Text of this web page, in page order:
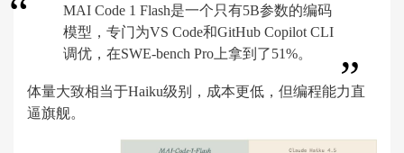
MAI Code 1 Flash是一个只有5B参数的编码
模型，专门为VS Code和GitHub Copilot CLI
调优，在SWE-bench Pro上拿到了51%。
体量大致相当于Haiku级别，成本更低，但编程能力直
逼旗舰。